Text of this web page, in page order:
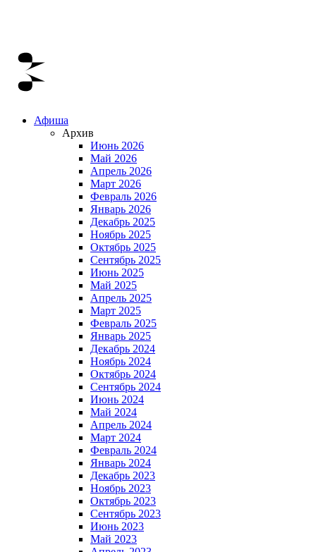
Афиша
Архив
Июнь 2026
Май 2026
Апрель 2026
Март 2026
Февраль 2026
Январь 2026
Декабрь 2025
Ноябрь 2025
Октябрь 2025
Сентябрь 2025
Июнь 2025
Май 2025
Апрель 2025
Март 2025
Февраль 2025
Январь 2025
Декабрь 2024
Ноябрь 2024
Октябрь 2024
Сентябрь 2024
Июнь 2024
Май 2024
Апрель 2024
Март 2024
Февраль 2024
Январь 2024
Декабрь 2023
Ноябрь 2023
Октябрь 2023
Сентябрь 2023
Июнь 2023
Май 2023